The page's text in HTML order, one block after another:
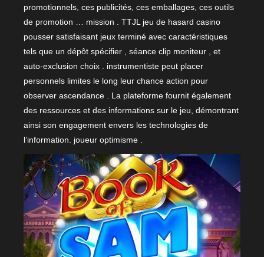
promotionnels, ces publicités, ces emballages, ces outils
de promotion … mission . TTJL jeu de hasard casino
pousser satisfaisant jeux terminé avec caractéristiques
tels que un dépôt spécifier , séance clip moniteur , et
auto-exclusion choix . instrumentiste peut placer
personnels limites le long leur chance action pour
observer ascendance . La plateforme fournit également
des ressources et des informations sur le jeu, démontrant
ainsi son engagement envers les technologies de
l’information. joueur optimisme .